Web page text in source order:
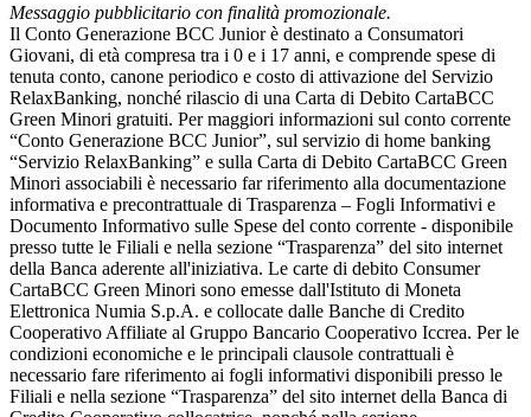
Messaggio pubblicitario con finalità promozionale.
Il Conto Generazione BCC Junior è destinato a Consumatori
Giovani, di età compresa tra i 0 e i 17 anni, e comprende spese di
tenuta conto, canone periodico e costo di attivazione del Servizio
RelaxBanking, nonché rilascio di una Carta di Debito CartaBCC
Green Minori gratuiti. Per maggiori informazioni sul conto corrente
“Conto Generazione BCC Junior”, sul servizio di home banking
“Servizio RelaxBanking” e sulla Carta di Debito CartaBCC Green
Minori associabili è necessario far riferimento alla documentazione
informativa e precontrattuale di Trasparenza – Fogli Informativi e
Documento Informativo sulle Spese del conto corrente - disponibile
presso tutte le Filiali e nella sezione “Trasparenza” del sito internet
della Banca aderente all'iniziativa. Le carte di debito Consumer
CartaBCC Green Minori sono emesse dall'Istituto di Moneta
Elettronica Numia S.p.A. e collocate dalle Banche di Credito
Cooperativo Affiliate al Gruppo Bancario Cooperativo Iccrea. Per le
condizioni economiche e le principali clausole contrattuali è
necessario fare riferimento ai fogli informativi disponibili presso le
Filiali e nella sezione “Trasparenza” del sito internet della Banca di